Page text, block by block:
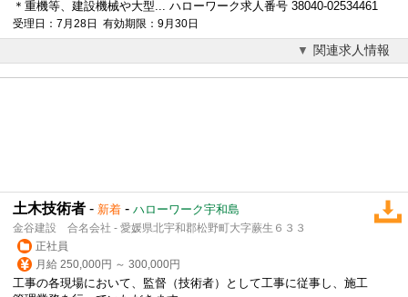
＊重機等、建設機械や大型... ハローワーク求人番号 38040-02534461
受理日：7月28日 有効期限：9月30日
関連求人情報
土木技術者 - 新着 - ハローワーク宇和島
金谷建設 合名会社 - 愛媛県北宇和郡松野町大字蕨生６３３
正社員
月給 250,000円 ～ 300,000円
工事の各現場において、監督（技術者）として工事に従事し、施工